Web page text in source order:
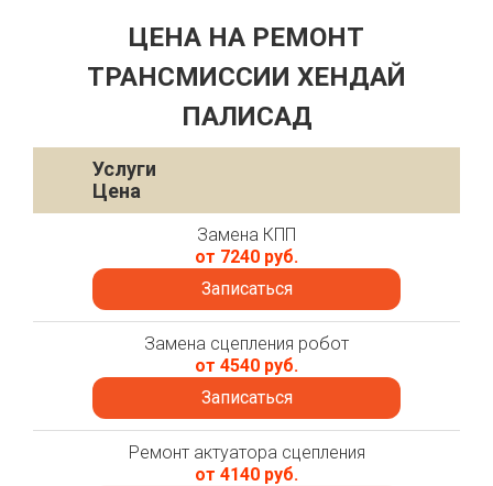
ЦЕНА НА РЕМОНТ
ТРАНСМИССИИ ХЕНДАЙ
ПАЛИСАД
Услуги
Цена
Замена КПП
от 7240 руб.
Записаться
Замена сцепления робот
от 4540 руб.
Записаться
Ремонт актуатора сцепления
от 4140 руб.